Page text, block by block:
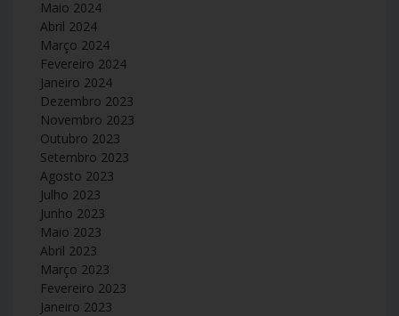
Maio 2024
Abril 2024
Março 2024
Fevereiro 2024
Janeiro 2024
Dezembro 2023
Novembro 2023
Outubro 2023
Setembro 2023
Agosto 2023
Julho 2023
Junho 2023
Maio 2023
Abril 2023
Março 2023
Fevereiro 2023
Janeiro 2023